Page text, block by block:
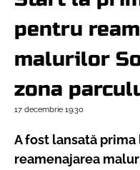
pentru
malurilor
zona
17 decembrie 19:30
A fost lansată
reamenajarea